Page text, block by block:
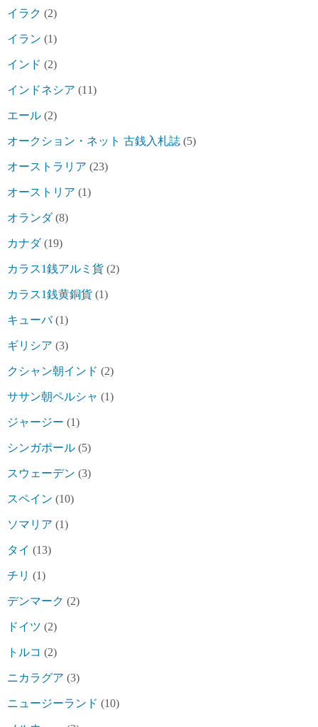
イラク (2)
イラン (1)
インド (2)
インドネシア (11)
エール (2)
オークション・ネット 古銭入札誌 (5)
オーストラリア (23)
オーストリア (1)
オランダ(8)
カナダ(19)
カラス1銭アルミ貨 (2)
カラス1銭黄銅貨 (1)
キューバ(1)
ギリシア (3)
クシャン朝インド (2)
ササン朝ペルシャ (1)
ジャージー (1)
シンガポール (5)
スウェーデン (3)
スペイン (10)
ソマリア (1)
タイ (13)
チリ (1)
デンマーク (2)
ドイツ (2)
トルコ (2)
ニカラグア (3)
ニュージーランド (10)